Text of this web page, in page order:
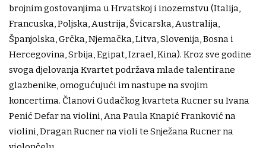
brojnim gostovanjima u Hrvatskoj i inozemstvu (Italija,
Francuska, Poljska, Austrija, Švicarska, Australija,
Španjolska, Grčka, Njemačka, Litva, Slovenija, Bosna i
Hercegovina, Srbija, Egipat, Izrael, Kina). Kroz sve godine
svoga djelovanja Kvartet podržava mlade talentirane
glazbenike, omogućujući im nastupe na svojim
koncertima. Članovi Gudačkog kvarteta Rucner su Ivana
Penić Defar na violini, Ana Paula Knapić Franković na
violini, Dragan Rucner na violi te Snježana Rucner na